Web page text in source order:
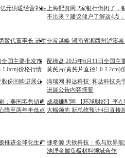
元供暖经营补贴上海配资网 2家银行倒闭了，
不出来？建议储户了解这4点
暂代董事长 进军非常谋略 湖南省湘西州泸溪
全国主要批发市
价格行情
配操盘 2025年6月11日全国主
黄芪片(黄芪片直径1.0-1.2cm)
份回购进展公
满瑞网 和达科技: 和达科技关
进展公告内容摘要
：美国零售销售
降至两年半低点
成都赚配网 【环球财经】李
大幅领先 新总统预计4日直接
推进全球化生产 捷希源 天铁科技：拟与欣界
池锂金属负极材料领域合作